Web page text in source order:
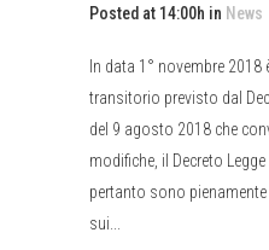
Posted at 14:00h in News
In data 1° novembre
transitorio previsto dal
del 9 agosto 2018 che
modifiche, il Decreto
pertanto sono
sui...